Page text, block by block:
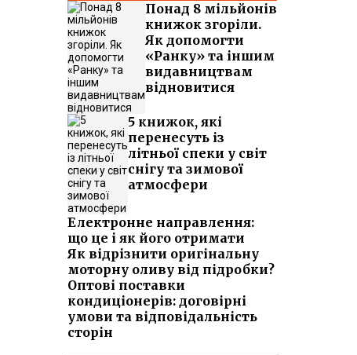
Понад 8 мільйонів
книжок згоріли.
Як допомогти
«Ранку» та іншим
видавництвам
відновитися
5 книжок, які
перенесуть із
літньої спеки у світ
снігу та зимової
атмосфери
Електронне направлення:
що це і як його отримати
Як відрізнити оригінальну
моторну оливу від підробки?
Оптові поставки
кондиціонерів: договірні
умови та відповідальність
сторін